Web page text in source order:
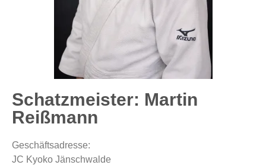
Schatzmeister: Martin
Reißmann
Geschäftsadresse:
JC Kyoko Jänschwalde